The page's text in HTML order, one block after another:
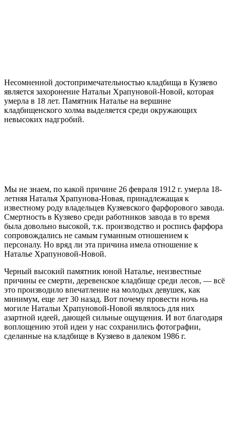
Несомненной достопримечательностью кладбища в Кузяево
является захоронение Натальи Храпуновой-Новой, которая
умерла в 18 лет. Памятник Наталье на вершине
кладбищенского холма выделяется среди окружающих
невысоких надгробий.
Мы не знаем, по какой причине 26 февраля 1912 г. умерла 18-
летняя Наталья Храпунова-Новая, принадлежащая к
известному роду владельцев Кузяевского фарфорового завода.
Смертность в Кузяево среди работников завода в то время
была довольно высокой, т.к. производство и роспись фарфора
сопровождались не самым гуманным отношением к
персоналу. Но вряд ли эта причина имела отношение к
Наталье Храпуновой-Новой.
Черный высокий памятник юной Наталье, неизвестные
причины ее смерти, деревенское кладбище среди лесов, — всё
это производило впечатление на молодых девушек, как
минимум, еще лет 30 назад. Вот почему провести ночь на
могиле Натальи Храпуновой-Новой являлось для них
азартной идеей, дающей сильные ощущения. И вот благодаря
воплощению этой идеи у нас сохранились фотографии,
сделанные на кладбище в Кузяево в далеком 1986 г.